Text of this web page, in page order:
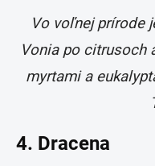
Vo voľnej prírode
Vonia po citrusoch
myrtami a
4. Dracena